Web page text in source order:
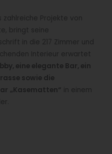
zahlreiche Projekte von
bringt seine
in die 217 Zimmer und
Interieur erwartet
eine elegante Bar, ein
sowie die
„Kasematten“ in einem